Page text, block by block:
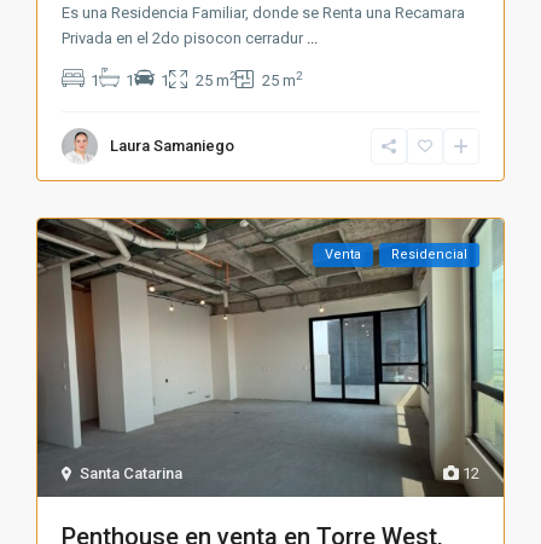
Es una Residencia Familiar, donde se Renta una Recamara
Privada en el 2do pisocon cerradur
1 1 1 25 m2 25 m2
Laura Samaniego
12
Santa Catarina
Venta Residencial
Penthouse en venta en Torre West,